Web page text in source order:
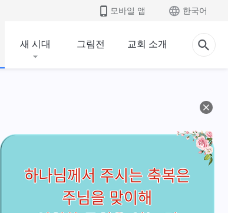
모바일 앱 한국어
새 시대 그림전 교회 소개